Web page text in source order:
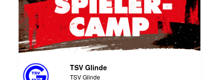
TSV Glinde
TSV Glinde